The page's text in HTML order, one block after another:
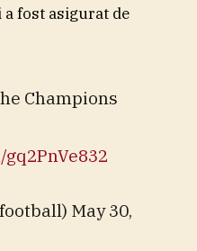
fost asigurat de
Champions
May 30,